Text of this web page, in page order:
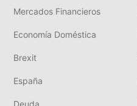
Mercados Financieros
Economía Doméstica
Brexit
España